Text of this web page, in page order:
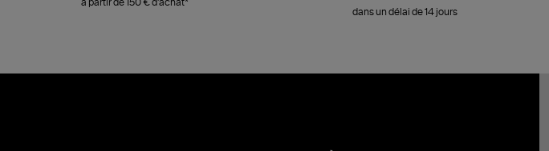
à partir de 150 € d'achat*
dans un délai de 14 jours